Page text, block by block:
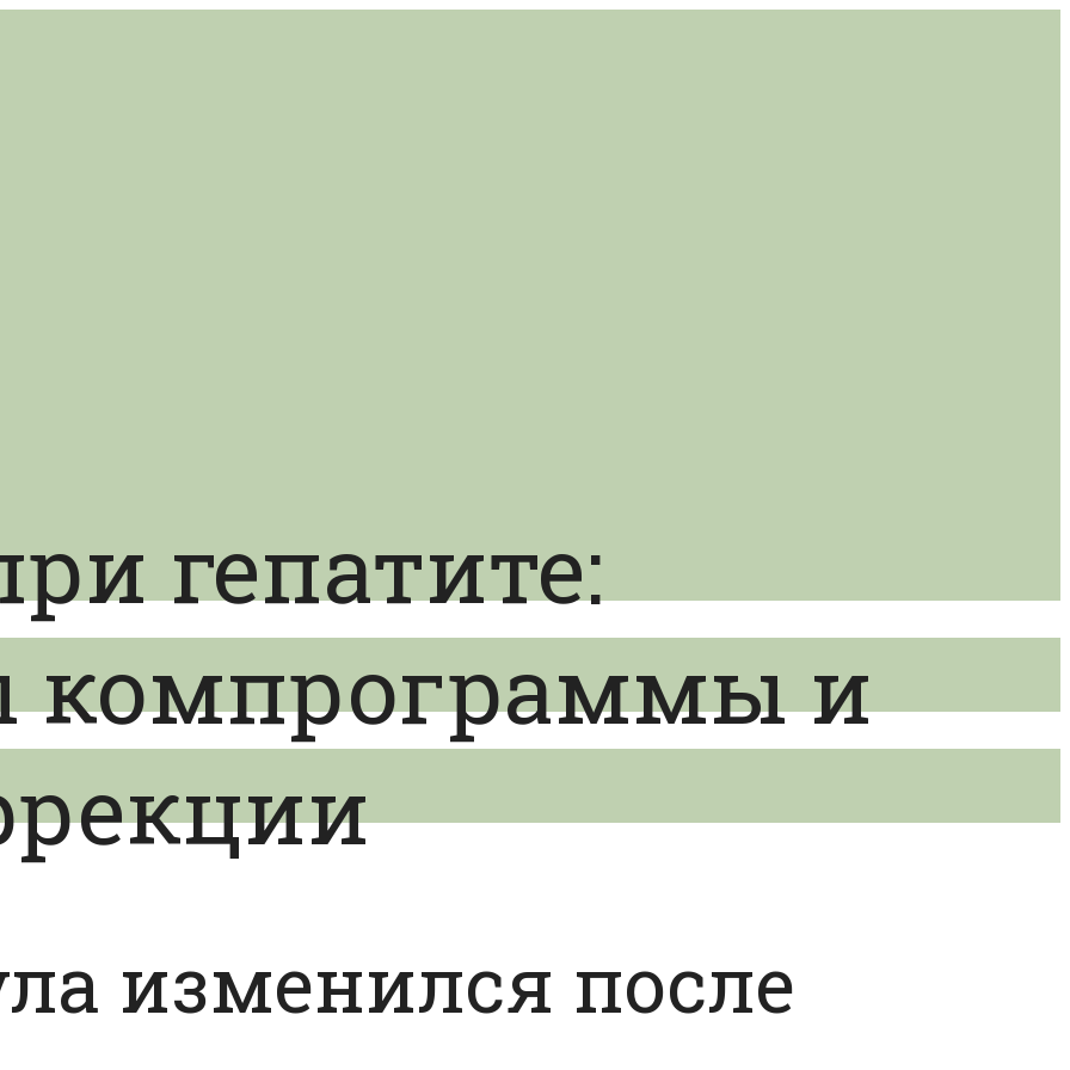
гепатите:
компрограммы и
изменился после